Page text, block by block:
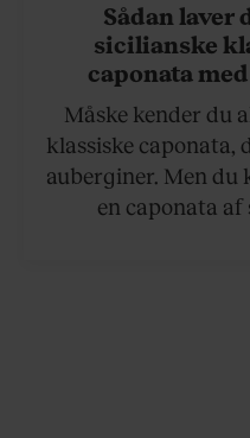
Sådan laver
sicilianske
caponata
Måske kender du
klassiske caponata,
auberginer. Men du
en caponata af